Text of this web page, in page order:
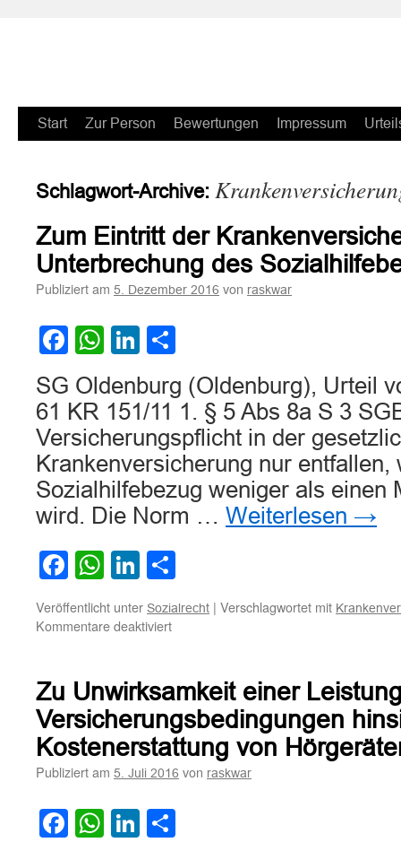
Zum
springen
Start Zur Person Bewertungen Impressum
Schlagwort-Archive:
Zum Eintritt der
Unterbrechung des
Publiziert am 5. Dezember 2016 von raskwar
Facebook
WhatsApp
LinkedIn
SG Oldenburg (Oldenburg), Urteil
61 KR 151/11 1. § 5 Abs 8a S 3
Versicherungspflicht in der
Krankenversicherung nur entfallen,
Sozialhilfebezug weniger als einen
wird. Die Norm … Weiterlesen →
Facebook
WhatsApp
LinkedIn
Veröffentlicht unter Sozialrecht | Verschlagwortet mit
Kommentare deaktiviertfür
Krankenversicherungspflicht
bei
Unterbrechung
des
Sozialhilfebezuges
Zu Unwirksamkeit einer
Versicherungsbedingungen
Kostenerstattung von
Publiziert am 5. Juli 2016 von raskwar
Facebook
WhatsApp
LinkedIn